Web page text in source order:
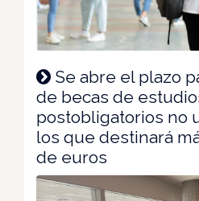
Se abre el plazo
de becas de
postobligatorios no
los que destinará
de euros